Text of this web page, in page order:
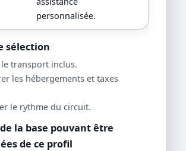
personnalisée.
sélection
transport inclus.
les hébergements et taxes
le rythme du circuit.
la base pouvant être
de ce profil